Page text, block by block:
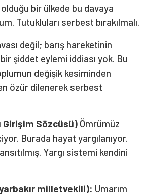
bir ülkede bu davaya
Tutukluları serbest bırakılmalı.
değil; barış hareketinin
şiddet eylemi iddiası yok. Bu
değişik kesiminden
özür dilenerek serbest
Girişim Sözcüsü) Ömrümüz
Burada hayat yargılanıyor.
Yargı sistemi kendini
milletvekili): Umarım